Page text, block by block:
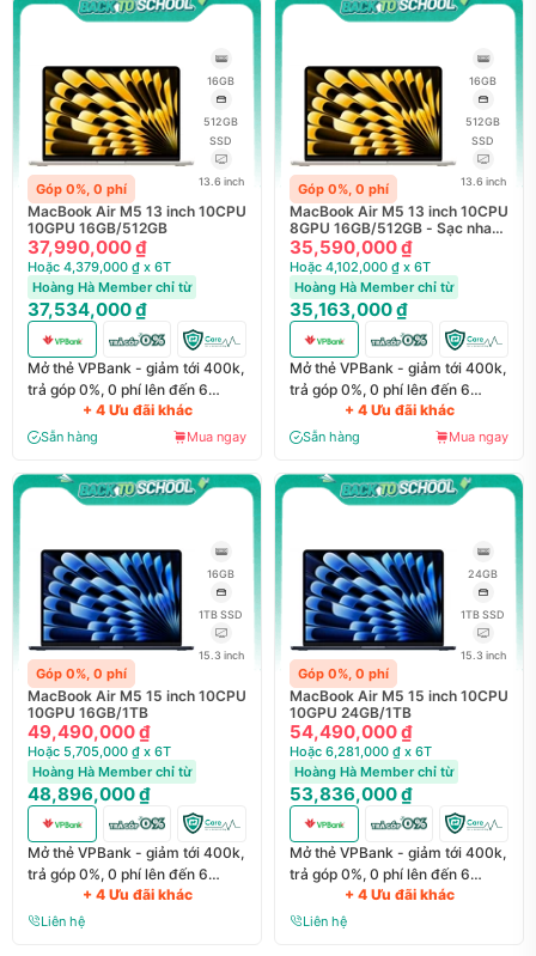
Góp 0%, 0 phí
16GB
512GB
SSD
13.6 inch
MacBook Air M5 13 inch 10CPU
10GPU 16GB/512GB
37,990,000 ₫
Hoặc 4,379,000 ₫ x 6T
Hoàng Hà Member chỉ từ
37,534,000 ₫
Mở thẻ VPBank - giảm tới 400k,
trả góp 0%, 0 phí lên đến 6
+ 4 Ưu đãi khác
Sẵn hàng Mua ngay
Góp 0%, 0 phí
16GB
512GB
SSD
13.6 inch
MacBook Air M5 13 inch 10CPU
8GPU 16GB/512GB - Sạc nhanh
70W
35,590,000 ₫
Hoặc 4,102,000 ₫ x 6T
Hoàng Hà Member chỉ từ
35,163,000 ₫
Mở thẻ VPBank - giảm tới 400k,
trả góp 0%, 0 phí lên đến 6
+ 4 Ưu đãi khác
Sẵn hàng Mua ngay
Góp 0%, 0 phí
16GB
1TB SSD
15.3 inch
MacBook Air M5 15 inch 10CPU
10GPU 16GB/1TB
49,490,000 ₫
Hoặc 5,705,000 ₫ x 6T
Hoàng Hà Member chỉ từ
48,896,000 ₫
Mở thẻ VPBank - giảm tới 400k,
trả góp 0%, 0 phí lên đến 6
+ 4 Ưu đãi khác
Liên hệ
Góp 0%, 0 phí
24GB
1TB SSD
15.3 inch
MacBook Air M5 15 inch 10CPU
10GPU 24GB/1TB
54,490,000 ₫
Hoặc 6,281,000 ₫ x 6T
Hoàng Hà Member chỉ từ
53,836,000 ₫
Mở thẻ VPBank - giảm tới 400k,
trả góp 0%, 0 phí lên đến 6
+ 4 Ưu đãi khác
Liên hệ